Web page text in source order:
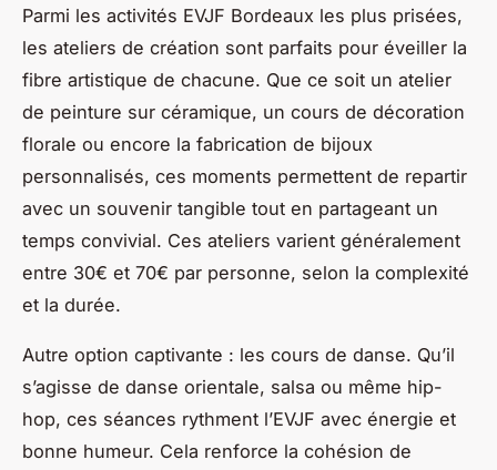
Parmi les activités EVJF Bordeaux les plus prisées,
les ateliers de création sont parfaits pour éveiller la
fibre artistique de chacune. Que ce soit un atelier
de peinture sur céramique, un cours de décoration
florale ou encore la fabrication de bijoux
personnalisés, ces moments permettent de repartir
avec un souvenir tangible tout en partageant un
temps convivial. Ces ateliers varient généralement
entre 30€ et 70€ par personne, selon la complexité
et la durée.
Autre option captivante : les cours de danse. Qu’il
s’agisse de danse orientale, salsa ou même hip-
hop, ces séances rythment l’EVJF avec énergie et
bonne humeur. Cela renforce la cohésion de